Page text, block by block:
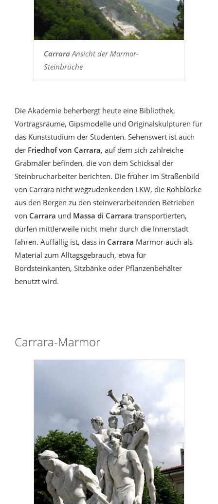
CarraraAnsicht der Marmor-
Steinbrüche
Die Akademie beherbergt heute eine Bibliothek,
Vortragsräume, Gipsmodelle und Originalskulpturen für
das Kunststudium der Studenten. Sehenswert ist auch
der Friedhof von Carrara, auf dem sich zahlreiche
Grabmäler befinden, die von dem Schicksal der
Steinbrucharbeiter berichten. Die früher im Straßenbild
von Carrara nicht wegzudenkenden LKW, die Rohblöcke
aus den Bergen zu den steinverarbeitenden Betrieben
von Carrara und Massa di Carrara transportierten,
dürfen mittlerweile nicht mehr durch die Innenstadt
fahren. Auffällig ist, dass in Carrara Marmor auch als
Material zum Alltagsgebrauch, etwa für
Bordsteinkanten, Sitzbänke oder Pflanzenbehälter
benutzt wird.
Carrara-Marmor